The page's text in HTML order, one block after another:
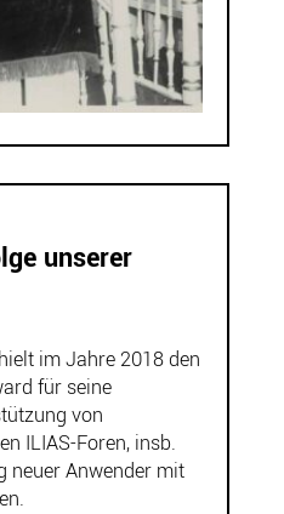
unserer
im Jahre 2018 den
für seine
von
ILIAS-Foren, insb.
neuer Anwender mit